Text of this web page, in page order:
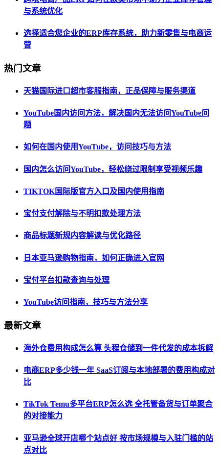
与系统优化
选择适合您企业的ERP库存系统，助力新零售与电商运
营
热门文章
天猫国际进口超市客服指南，正品保障与服务渠道
YouTube国内访问方法，解决国内无法访问YouTube问
题
如何在国内使用YouTube，访问技巧与方法
国内怎么访问YouTube，轻松绕过限制享受视频乐趣
TIKTOK国际版官方入口及国内使用指南
宝付支付解除与不明扣款处理方法
商品标题新规内容解读与优化路径
日本亚马逊购物指南，如何正确进入官网
宝付平台扣款查询与处理
YouTube访问指南，技巧与方法分享
最新文章
海外仓费用构成怎么算 头程仓储到一件代发的成本拆解
电商ERP多少钱一年 SaaS订阅与本地部署的费用构成对
比
TikTok Temu多平台ERP怎么选 全托管备货与订单聚合
的对接能力
亚马逊全球开店哪个站点好 按市场规模与入驻门槛的站
点对比